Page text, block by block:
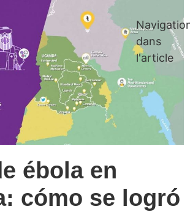
ébola en
cómo se logró
dans
l'article